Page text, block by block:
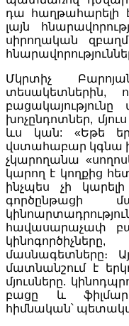
դա հաղթահարելի
լայն
սիրողական
Մկրտիչ
տեսակետներին,
խոչընդոտներ,
ևս կան: «Եթե
վստահաբար կգնա
չկարողանա
կարող է կողքից
ինչպես չի
հավասարաչափ
մասնագետները։
մատնանշում է
մյուսները.
բացը և
հիմնական՝